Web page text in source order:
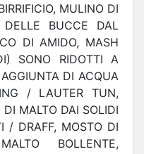
MULINO DI
DELLE BUCCE DAL
DI AMIDO, MASH
SONO RIDOTTI A
DI ACQUA
/ LAUTER TUN,
MALTO DAI SOLIDI
/ DRAFF, MOSTO DI
BOLLENTE,